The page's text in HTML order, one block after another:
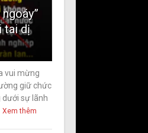
tai dị
vui mừng
giữ chức
dưới sự lãnh
Xem thêm